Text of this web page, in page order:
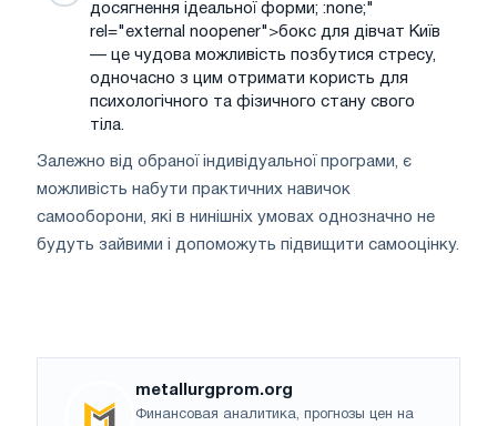
досягнення ідеальної форми; :none;"
rel="external noopener">бокс для дівчат Київ
— це чудова можливість позбутися стресу,
одночасно з цим отримати користь для
психологічного та фізичного стану свого
тіла.
Залежно від обраної індивідуальної програми, є
можливість набути практичних навичок
самооборони, які в нинішніх умовах однозначно не
будуть зайвими і допоможуть підвищити самооцінку.
metallurgprom.org
Финансовая аналитика, прогнозы цен на